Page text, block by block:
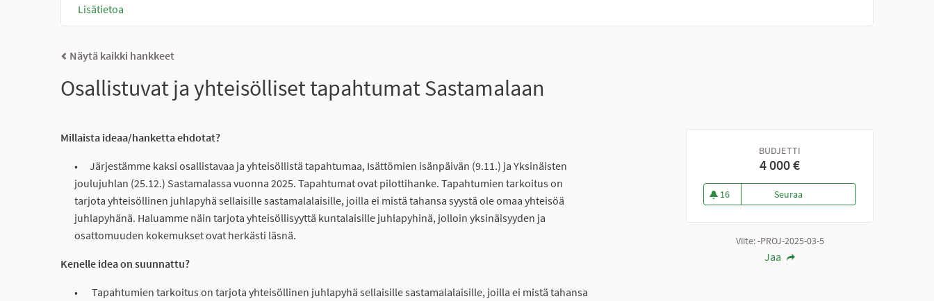
Lisätietoa
Näytä kaikki hankkeet
Osallistuvat ja yhteisölliset tapahtumat Sastamalaan
BUDJETTI
4 000 €
16
16 seuraajaa
SeuraaOsallistuvat ja yhteisölliset
Viite: -PROJ-2025-03-5
Jaa
Millaista ideaa/hanketta ehdotat?
Järjestämme kaksi osallistavaa ja yhteisöllistä tapahtumaa, Isättömien isänpäivän (9.11.) ja Yksinäisten
joulujuhlan (25.12.) Sastamalassa vuonna 2025. Tapahtumat ovat pilottihanke. Tapahtumien tarkoitus on
tarjota yhteisöllinen juhlapyhä sellaisille sastamalalaisille, joilla ei mistä tahansa syystä ole omaa yhteisöä
juhlapyhänä. Haluamme näin tarjota yhteisöllisyyttä kuntalaisille juhlapyhinä, jolloin yksinäisyyden ja
osattomuuden kokemukset ovat herkästi läsnä.
Kenelle idea on suunnattu?
Tapahtumien tarkoitus on tarjota yhteisöllinen juhlapyhä sellaisille sastamalalaisille, joilla ei mistä tahansa